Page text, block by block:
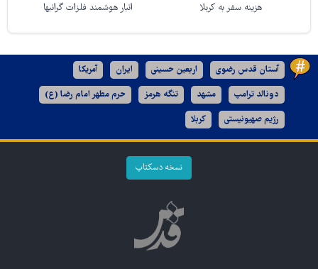
هزینه سفر به کربلا انبار هوشمند فلزات گرانبها
آستان قدس رضوی اربعین حسینی ایران آمریکا
دونالد ترامپ مشهد تنگه هرمز حرم مطهر امام رضا (ع)
رژیم صهیونیستی کربلا
نسخه دسکتاپ